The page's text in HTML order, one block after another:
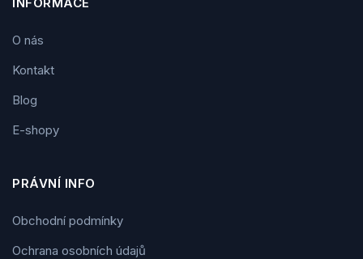
O nás
Kontakt
Blog
E-shopy
PRÁVNÍ INFO
Obchodní podmínky
Ochrana osobních údajů